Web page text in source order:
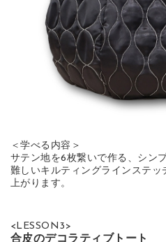
＜学べる内容＞
サテン地を6枚繋いで作る、シン
難しいキルティングラインステ
上がります。
<LESSON3>
合皮のデコラティブトート